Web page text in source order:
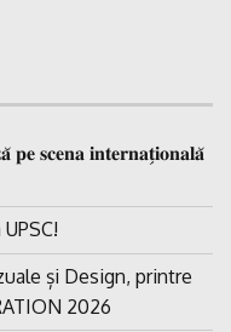
𝐬𝐜𝐞𝐧𝐚 𝐢𝐧𝐭𝐞𝐫𝐧𝐚𝐭̗𝐢𝐨𝐧𝐚𝐥𝐚̆
și Design, printre
2026